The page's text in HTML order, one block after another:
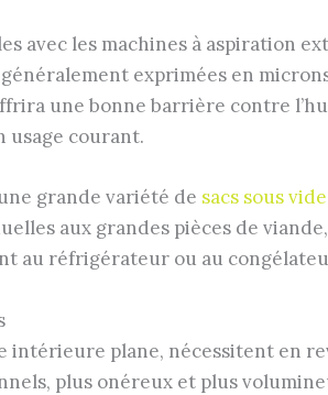
avec les machines à aspiration
exprimées en
une bonne barrière contre
usage courant.
grande variété de sacs sous
aux grandes pièces de
au réfrigérateur ou au
intérieure plane, nécessitent en
plus onéreux et plus